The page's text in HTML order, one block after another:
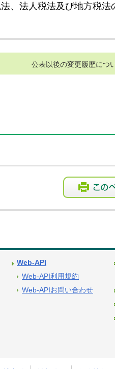
、法人税法及び地方税法
公表以後の変更履歴につ
Web-API
Web-API利用規約
Web-APIお問い合わせ